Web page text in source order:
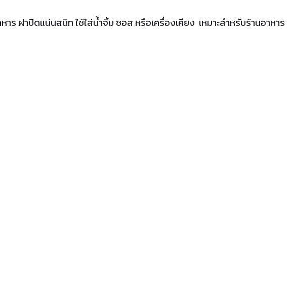
าปิดแน่นสนิท ใช้ใส่น้ำจิ้ม ซอส หรือเครื่องเคียง เหมาะสำหรับร้านอาหาร